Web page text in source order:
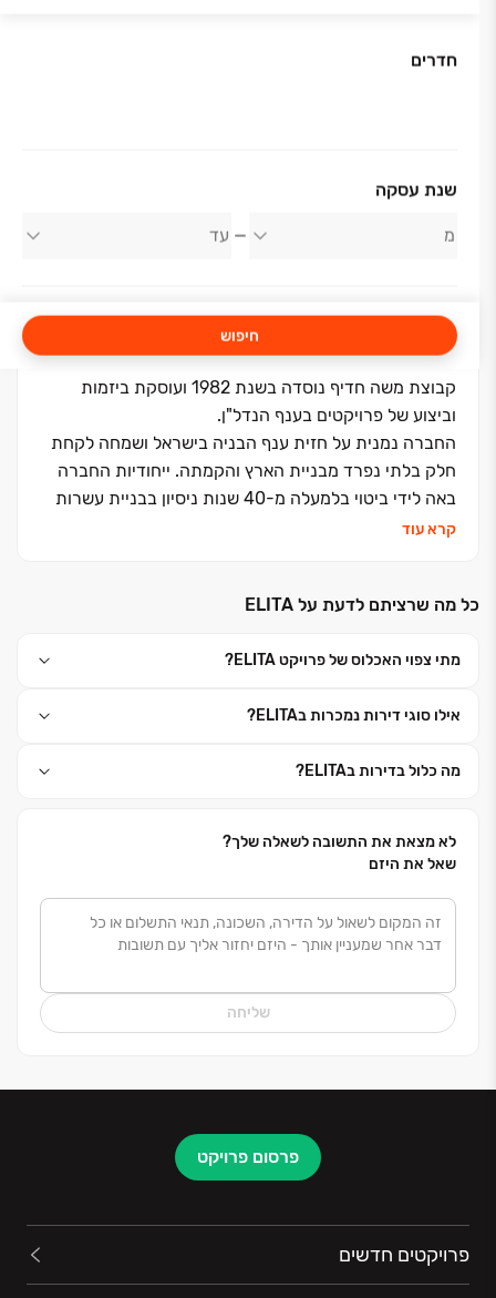
חדרים
שנת עסקה
חיפוש
אודות החברה
משה חדיף
קבוצת משה חדיף נוסדה בשנת 1982 ועוסקת ביזמות
וביצוע של פרויקטים בענף הנדל"ן.
החברה נמנית על חזית ענף הבניה בישראל ושמחה לקחת
חלק בלתי נפרד מבניית הארץ והקמתה. ייחודיות החברה
באה לידי ביטוי בלמעלה מ-40 שנות ניסיון בבניית עשרות
אלפי יחידות דיור לעשרות אלפי משפחות ברחבי הארץ.
היצירתית ליצירת סביבת מגורים מושלמת. הדבר בא לידי
והמטופח, תוך ראייה עיצובית כוללת בשילוב מנצח של צוות
משה חדיף מנצחת בפעילות נדל"נית, ומובילה דעת קהל
קרא עוד
כל מה שרציתם לדעת על ELITA
מתי צפוי האכלוס של פרויקט ELITA?
אילו סוגי דירות נמכרות בELITA?
מה כלול בדירות בELITA?
לא מצאת את התשובה לשאלה שלך?
שאל את היזם
שליחה
פרסום פרויקט
פרויקטים חדשים